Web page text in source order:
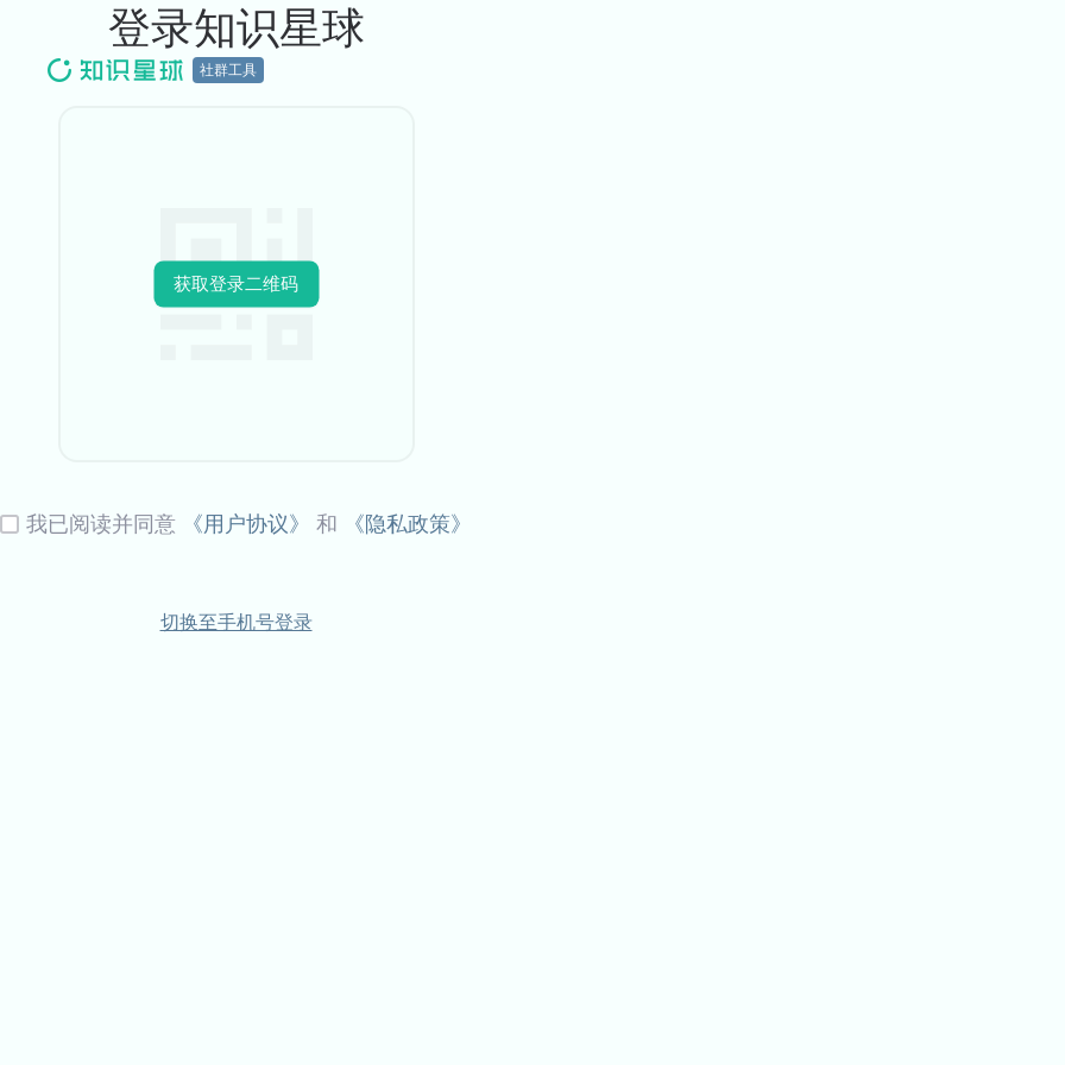
社群工具
登录知识星球
获取登录二维码
我已阅读并同意 《用户协议》 和 《隐私政策》
切换至手机号登录